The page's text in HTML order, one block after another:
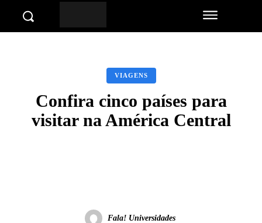
VIAGENS
Confira cinco países para
visitar na América Central
Fala! Universidades